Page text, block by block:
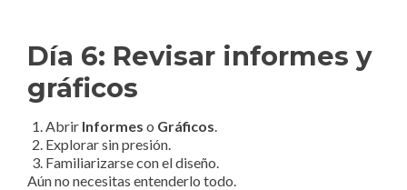
Día 6: Revisar informes y
gráficos
Abrir Informes o Gráficos
Explorar sin presión.
Familiarizarse con el diseño.
Aún no necesitas entenderlo todo.